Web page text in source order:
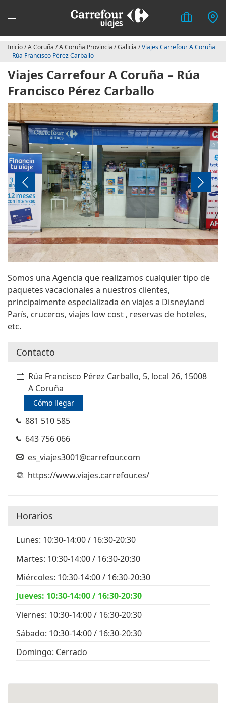
Inicio/A Coruña /A Coruña Provincia /Galicia /Viajes Carrefour A Coruña
– Rúa Francisco Pérez Carballo
Viajes Carrefour A Coruña – Rúa
Francisco Pérez Carballo
Somos una Agencia que realizamos cualquier tipo de
paquetes vacacionales a nuestros clientes,
principalmente especializada en viajes a Disneyland
París, cruceros, viajes low cost , reservas de hoteles,
etc.
Contacto
Rúa Francisco Pérez Carballo, 5, local 26, 15008
A Coruña
Cómo llegar
881 510 585
643 756 066
es_viajes3001@carrefour.com
https://www.viajes.carrefour.es/
Horarios
Lunes: 10:30-14:00 / 16:30-20:30
Martes: 10:30-14:00 / 16:30-20:30
Miércoles: 10:30-14:00 / 16:30-20:30
Jueves: 10:30-14:00 / 16:30-20:30
Viernes: 10:30-14:00 / 16:30-20:30
Sábado: 10:30-14:00 / 16:30-20:30
Domingo: Cerrado